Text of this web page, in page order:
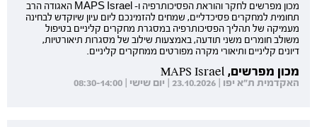
מכון מפרשים לחקר והוראת הפסיכותרפיה ו- MAPS Israel האגודה הרב
תחומית למחקרים פסיכדליים, שמחים להזמינכם ליום עיון שיוקדש לבחינה
מעמיקה של תהליך הפסיכותרפיה במסגרת מחקרים קליניים בטיפול
משולב חומרים משני תודעה, באמצעות שילוב של מסגרות תיאורטיות,
דיונים קליניים ותיאורי מקרה מפורטים ממחקרים קליניים.
מכון מפרשים, MAPS Israel
האקדמית ת"א יפו | 23.10.2026 | יום שישי | 08:30-14:00